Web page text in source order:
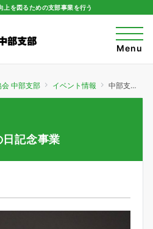
を図るための支部事業を行う
t
o
g
n
o
Menu
中部支部 イベント情報 中部支部 建築設備の日記念事業
記念事業